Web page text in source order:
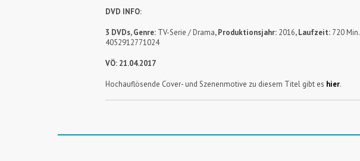
DVD INFO:
3 DVDs, Genre: TV-Serie / Drama, Produktionsjahr: 2016, Laufzeit: 720 Min.
4052912771024
VÖ: 21.04.2017
Hochauflösende Cover- und Szenenmotive zu diesem Titel gibt es hier.